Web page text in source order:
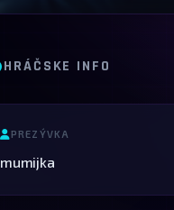
HRÁČSKE INFO
PREZÝVKA
mumijka